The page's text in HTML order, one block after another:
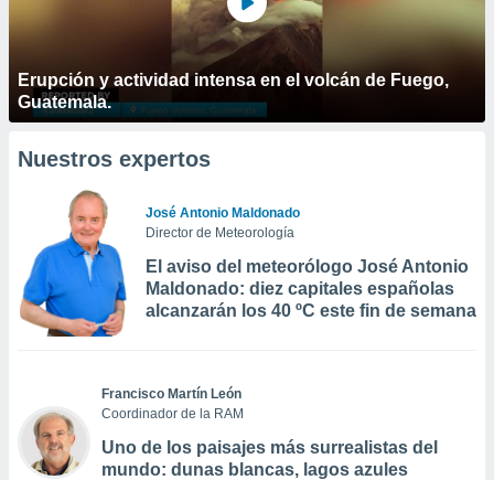
Erupción y actividad intensa en el volcán de Fuego,
Guatemala.
Nuestros expertos
José Antonio Maldonado
Director de Meteorología
El aviso del meteorólogo José Antonio
Maldonado: diez capitales españolas
alcanzarán los 40 ºC este fin de semana
Francisco Martín León
Coordinador de la RAM
Uno de los paisajes más surrealistas del
mundo: dunas blancas, lagos azules